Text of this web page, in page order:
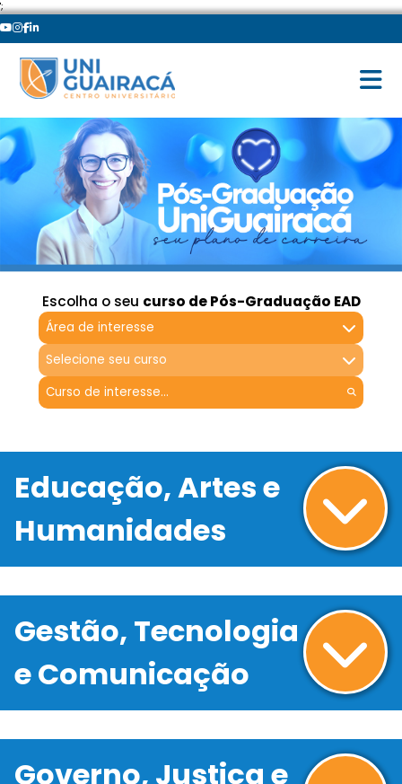
';
Escolha o seu curso de Pós-Graduação EAD
Área de interesse
Selecione seu curso
Educação, Artes e
Humanidades
Gestão, Tecnologia
e Comunicação
Governo, Justiça e